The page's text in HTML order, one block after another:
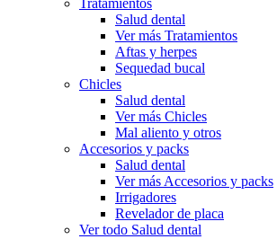
Tratamientos
Salud dental
Ver más Tratamientos
Aftas y herpes
Sequedad bucal
Chicles
Salud dental
Ver más Chicles
Mal aliento y otros
Accesorios y packs
Salud dental
Ver más Accesorios y packs
Irrigadores
Revelador de placa
Ver todo Salud dental